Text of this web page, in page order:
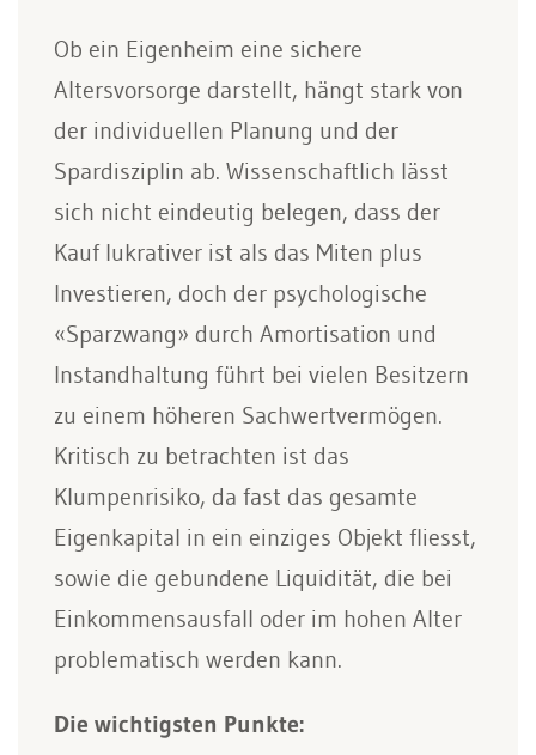
Ob ein Eigenheim eine sichere
Altersvorsorge darstellt, hängt stark von
der individuellen Planung und der
Spardisziplin ab. Wissenschaftlich lässt
sich nicht eindeutig belegen, dass der
Kauf lukrativer ist als das Miten plus
Investieren, doch der psychologische
«Sparzwang» durch Amortisation und
Instandhaltung führt bei vielen Besitzern
zu einem höheren Sachwertvermögen.
Kritisch zu betrachten ist das
Klumpenrisiko, da fast das gesamte
Eigenkapital in ein einziges Objekt fliesst,
sowie die gebundene Liquidität, die bei
Einkommensausfall oder im hohen Alter
problematisch werden kann.
Die wichtigsten Punkte: